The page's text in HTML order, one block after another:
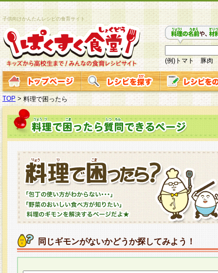
子供向けかんたんレシピの食育サイト
(例)トマト 豚肉
TOP >料理で困ったら
同じギモンがないかどうか探してみよう！